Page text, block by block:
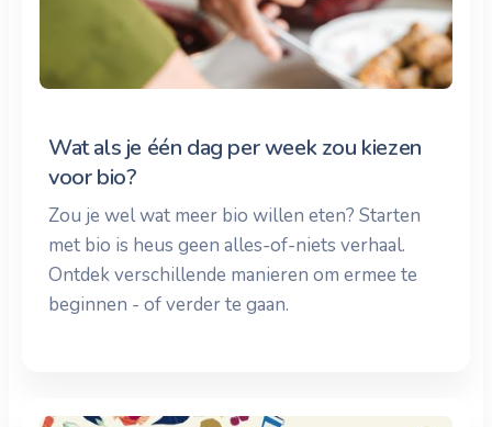
Wat als je één dag per week zou kiezen
voor bio?
Zou je wel wat meer bio willen eten? Starten
met bio is heus geen alles-of-niets verhaal.
Ontdek verschillende manieren om ermee te
beginnen - of verder te gaan.